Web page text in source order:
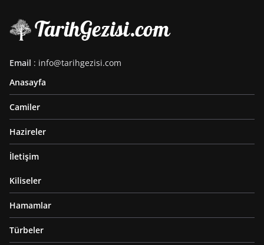
Email : info@tarihgezisi.com
Anasayfa
Camiler
Hazireler
İletişim
Kiliseler
Hamamlar
Türbeler